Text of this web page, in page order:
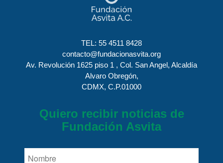
TEL: 55 4511 8428
contacto@fundacionasvita.org
Av. Revolución 1625 piso 1 , Col. San Angel, Alcaldía
Alvaro Obregón,
CDMX, C.P.01000
Quiero recibir noticias de
Fundación Asvita